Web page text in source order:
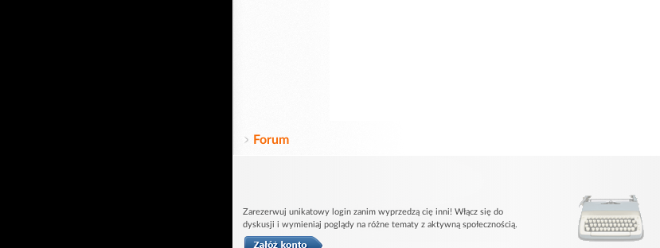
Forum
Zarezerwuj unikatowy login zanim wyprzedzą cię inni! Włącz się do
dyskusji i wymieniaj poglądy na różne tematy z aktywną społecznością.